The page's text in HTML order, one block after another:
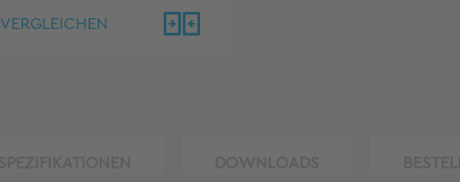
VERGLEICHEN